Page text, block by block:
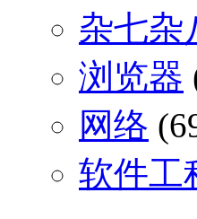
杂七杂
浏览器
网络
软件工